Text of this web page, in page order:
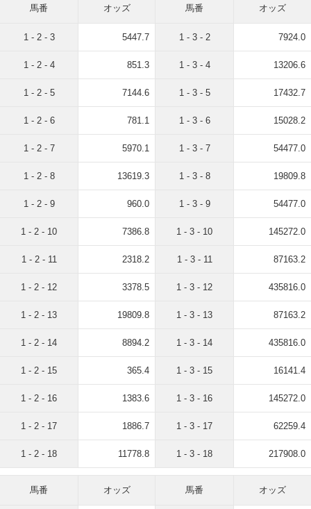
馬番 オッズ
1 - 2 - 3 5447.7
1 - 2 - 4 851.3
1 - 2 - 5 7144.6
1 - 2 - 6 781.1
1 - 2 - 7 5970.1
1 - 2 - 8 13619.3
1 - 2 - 9 960.0
1 - 2 - 10 7386.8
1 - 2 - 11 2318.2
1 - 2 - 12 3378.5
1 - 2 - 13 19809.8
1 - 2 - 14 8894.2
1 - 2 - 15 365.4
1 - 2 - 16 1383.6
1 - 2 - 17 1886.7
1 - 2 - 18 11778.8
馬番 オッズ
1 - 3 - 2 7924.0
1 - 3 - 4 13206.6
1 - 3 - 5 17432.7
1 - 3 - 6 15028.2
1 - 3 - 7 54477.0
1 - 3 - 8 19809.8
1 - 3 - 9 54477.0
1 - 3 - 10 145272.0
1 - 3 - 11 87163.2
1 - 3 - 12 435816.0
1 - 3 - 13 87163.2
1 - 3 - 14 435816.0
1 - 3 - 15 16141.4
1 - 3 - 16 145272.0
1 - 3 - 17 62259.4
1 - 3 - 18 217908.0
馬番 オッズ 馬番 オッズ